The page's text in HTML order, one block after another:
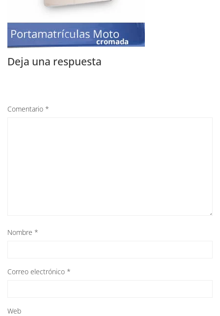
Deja una respuesta
Comentario *
Nombre *
Correo electrónico *
Web